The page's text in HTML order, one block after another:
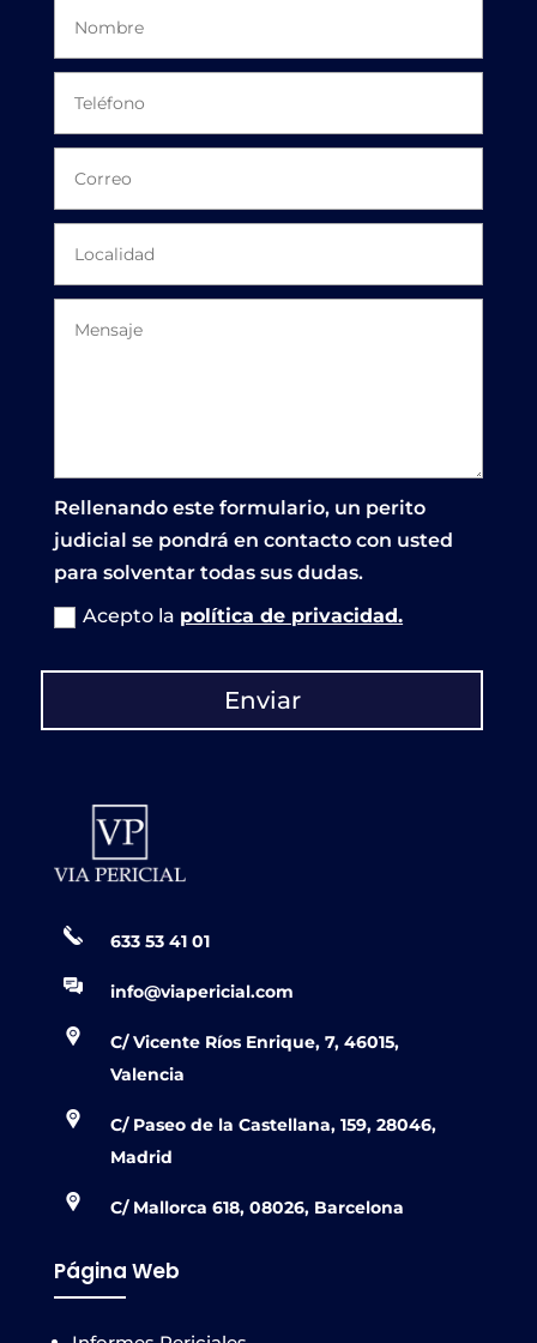
Rellenando este formulario, un perito
judicial se pondrá en contacto con usted
para solventar todas sus dudas.
Acepto la política de privacidad.
Enviar
633 53 41 01
info@viapericial.com
C/ Vicente Ríos Enrique, 7, 46015,
Valencia
C/ Paseo de la Castellana, 159, 28046,
Madrid
C/ Mallorca 618, 08026, Barcelona
Página Web